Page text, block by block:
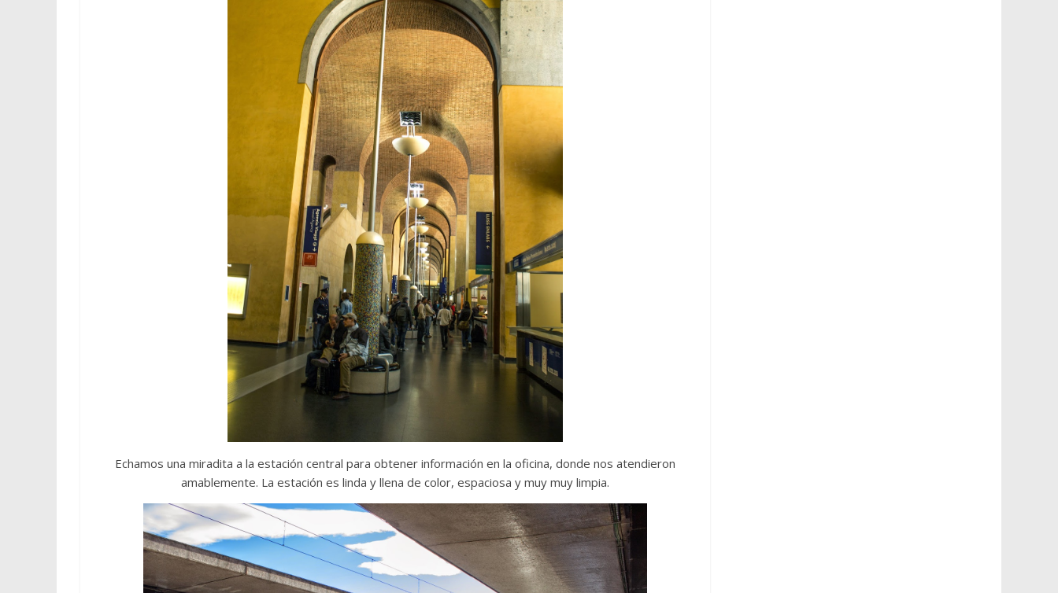
Echamos una miradita a la estación central para obtener información en la oficina, donde nos atendieron
amablemente. La estación es linda y llena de color, espaciosa y muy muy limpia.